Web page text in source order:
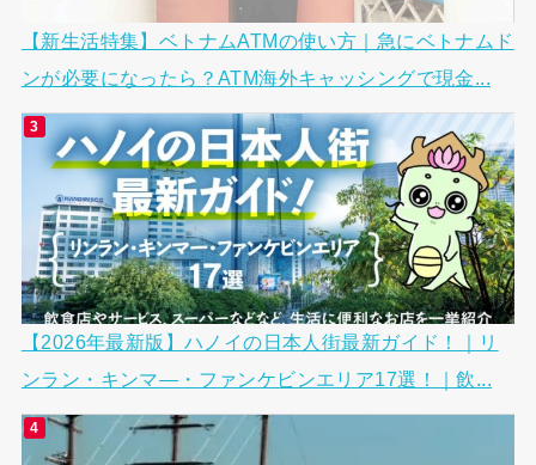
【新生活特集】ベトナムATMの使い方｜急にベトナムド
ンが必要になったら？ATM海外キャッシングで現金...
【2026年最新版】ハノイの日本人街最新ガイド！｜リ
ンラン・キンマ―・ファンケビンエリア17選！｜飲...